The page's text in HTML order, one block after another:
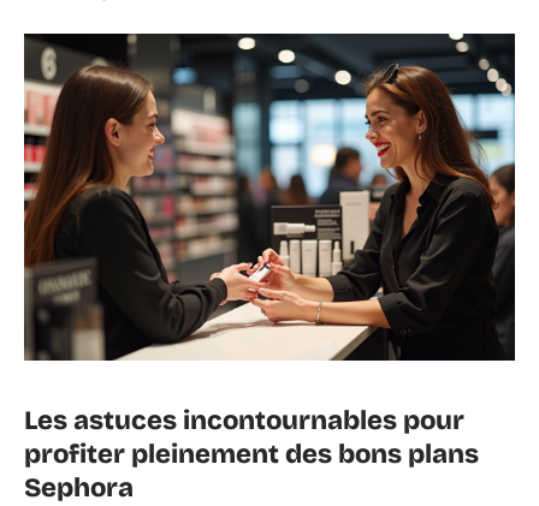
Les astuces incontournables pour
profiter pleinement des bons plans
Sephora